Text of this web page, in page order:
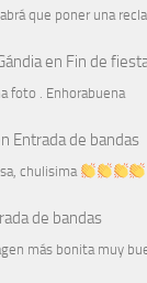
que poner una
en Fin de
foto . Enhorabuena
Entrada de bandas
chulisima
de bandas
más bonita muy